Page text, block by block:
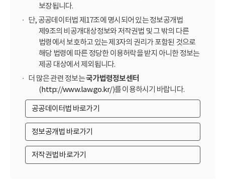
보장됩니다.
단, 공공데이터법 제17조에 명시되어 있는 정보공개법
제9조의 비공개대상정보와 저작권법 및 그 밖의 다른
법령에서 보호하고 있는 제3자의 권리가 포함된 것으로
해당 법령에 따른 정당한 이용허락을 받지 아니한 정보는
제공 대상에서 제외됩니다.
더 많은 관련 정보는국가법령정보센터
(http://www.law.go.kr/)를 이용하시기 바랍니다.
공공데이터법 바로가기
정보공개법 바로가기
저작권법 바로가기